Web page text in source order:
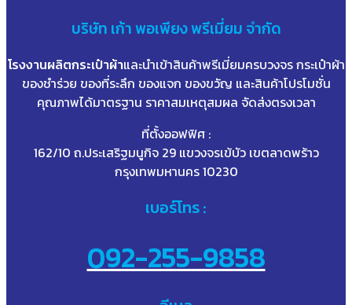
บริษัท เก้าพอเพียง พรีเมี่ยม จำกัด
โรงงานผลิตกระเป๋าผ้าและนำเข้าสินค้าพรีเมี่ยมครบวงจร กระเป๋าผ้า
ของชำร่วย ของที่ระลึก ของแจก ของขวัญ และสินค้าโปรโมชั่น
คุณภาพได้มาตรฐาน ราคาสมเหตุสมผล จัดส่งตรงเวลา
ที่ตั้งออฟฟิศ :
162/10 ถ.ประเสริฐมนูกิจ 29 แขวงจรเข้บัว เขตลาดพร้าว
กรุงเทพมหานคร 10230
เบอร์โทร :
092-255-9858